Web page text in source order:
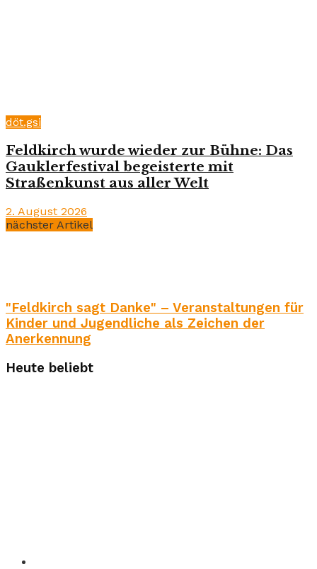
döt.gsi
Feldkirch wurde wieder zur Bühne: Das
Gauklerfestival begeisterte mit
Straßenkunst aus aller Welt
2. August 2026
nächster Artikel
"Feldkirch sagt Danke" – Veranstaltungen für
Kinder und Jugendliche als Zeichen der
Anerkennung
Heute beliebt